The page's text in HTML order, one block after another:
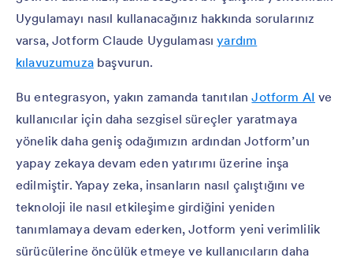
Uygulamayı nasıl kullanacağınız hakkında sorularınız
varsa, Jotform Claude Uygulamasıyardım
kılavuzumuzabaşvurun.
Bu entegrasyon, yakın zamanda tanıtılanJotform AI ve
kullanıcılar için daha sezgisel süreçler yaratmaya
yönelik daha geniş odağımızın ardından Jotform’un
yapay zekaya devam eden yatırımı üzerine inşa
edilmiştir. Yapay zeka, insanların nasıl çalıştığını ve
teknoloji ile nasıl etkileşime girdiğini yeniden
tanımlamaya devam ederken, Jotform yeni verimlilik
sürücülerine öncülük etmeye ve kullanıcıların daha